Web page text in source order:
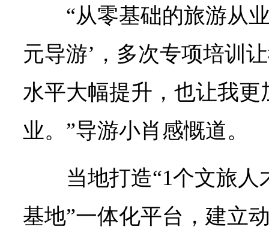
“从零基础的旅游从
元导游’，多次专项培训
水平大幅提升，也让我
业。”导游小肖感慨道。
当地打造“1个文旅
基地”一体化平台，建立